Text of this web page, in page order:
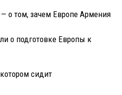
о том, зачем Европе Армения
о подготовке Европы к
сидит